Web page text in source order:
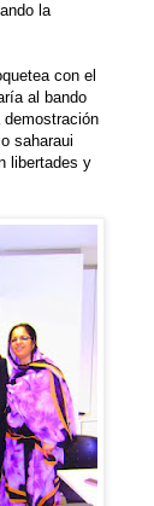
la
con el
al bando
saharaui
libertades y